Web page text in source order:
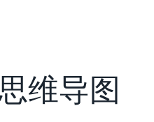
维导图